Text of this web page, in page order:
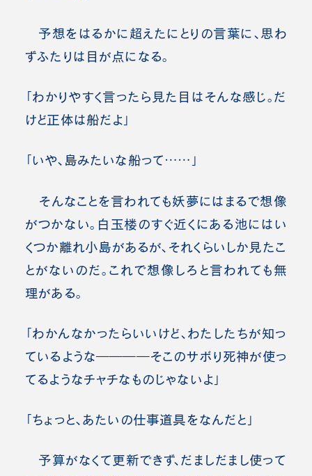
予想をはるかに超えたにとりの言葉に、思わ
ずふたりは目が点になる。
「わかりやすく言ったら見た目はそんな感じ。だ
けど正体は船だよ」
「いや、島みたいな船って……」
そんなことを言われても妖夢にはまるで想像
がつかない。白玉楼のすぐ近くにある池にはい
くつか離れ小島があるが、それくらいしか見たこ
とがないのだ。これで想像しろと言われても無
理がある。
「わかんなかったらいいけど、わたしたちが知っ
ているような――――そこのサボり死神が使っ
てるようなチャチなものじゃないよ」
「ちょっと、あたいの仕事道具をなんだと」
予算がなくて更新できず、だましだまし使って